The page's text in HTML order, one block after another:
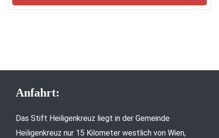
Anfahrt:
Das Stift Heiligenkreuz liegt in der Gemeinde
Heiligenkreuz nur 15 Kilometer westlich von Wien,